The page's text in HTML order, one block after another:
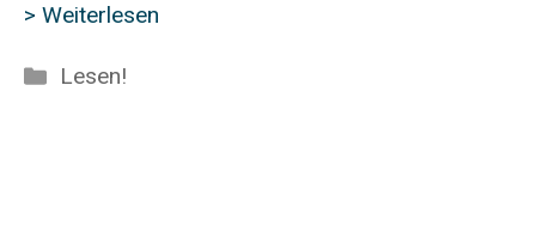
> Weiterlesen
Kategorien
Lesen!